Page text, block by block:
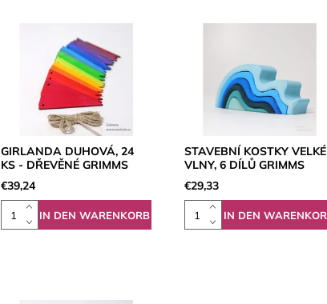
GIRLANDA DUHOVÁ, 24
KS - DŘEVĚNÉ GRIMMS
€39,24
STAVEBNÍ KOSTKY VELKÉ
VLNY, 6 DÍLŮ GRIMMS
€29,33